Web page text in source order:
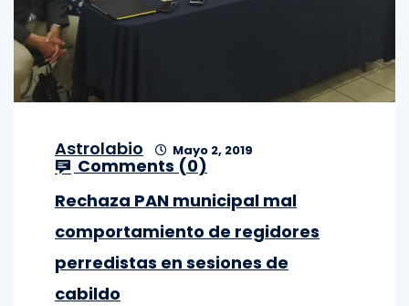
Astrolabio Mayo 2, 2019
Comments (0)
Rechaza PAN municipal mal
comportamiento de regidores
perredistas en sesiones de
cabildo